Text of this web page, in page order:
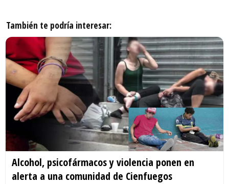
También te podría interesar:
Alcohol, psicofármacos y violencia ponen en
alerta a una comunidad de Cienfuegos